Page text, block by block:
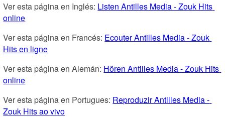
Ver esta página en Inglés: Listen Antilles Media - Zouk Hits
online
Ver esta página en Francés: Ecouter Antilles Media - Zouk
Hits en ligne
Ver esta página en Alemán: Hören Antilles Media - Zouk Hits
online
Ver esta página en Portugues: Reproduzir Antilles Media -
Zouk Hits ao vivo